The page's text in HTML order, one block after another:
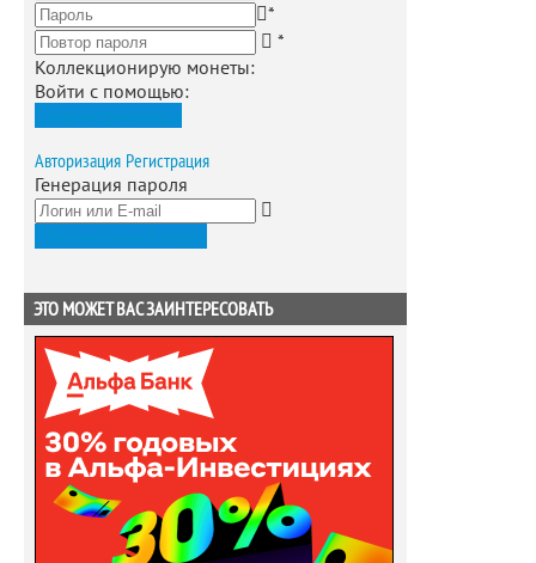
*
*
Коллекционирую монеты:
Войти с помощью:
Авторизация Регистрация
Генерация пароля
ЭТО МОЖЕТ ВАС ЗАИНТЕРЕСОВАТЬ